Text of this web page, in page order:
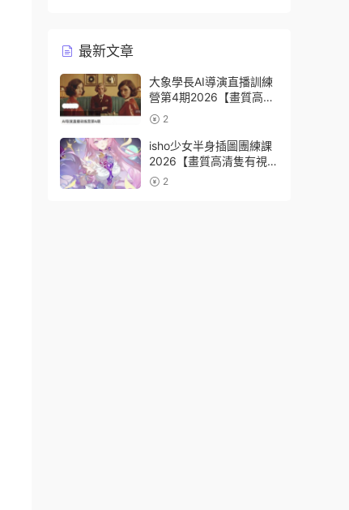
最新文章
大象學長AI導演直播訓練
營第4期2026【畫質高清
有資料】
2
isho少女半身插圖團練課
2026【畫質高清隻有視
頻】
2